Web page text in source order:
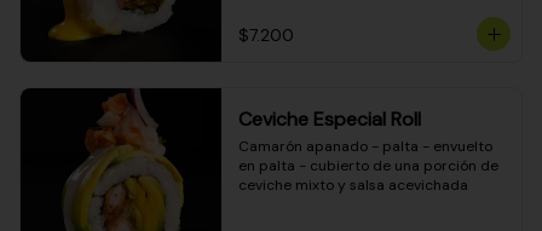
$7.200
Ceviche Especial Roll
Camarón apanado - palta - envuelto
en palta - cubierto de una porción de
ceviche mixto y salsa acevichada